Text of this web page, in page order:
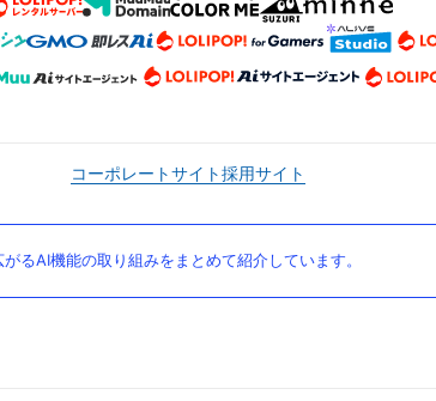
コーポレートサイト採用サイト
るAI機能の取り組みをまとめて紹介しています。